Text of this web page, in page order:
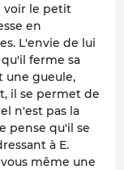
voir le petit
en
L'envie de lui
ferme sa
une gueule,
il se permet de
n'est pas la
pense qu'il se
à E.
même une